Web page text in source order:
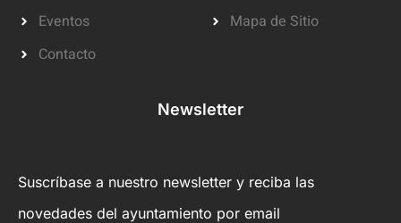
Eventos
Contacto
Mapa de Sitio
Newsletter
Suscríbase a nuestro newsletter y reciba las
novedades del ayuntamiento por email